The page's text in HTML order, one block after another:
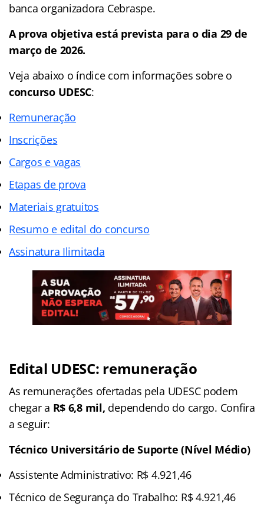
banca organizadora Cebraspe.
A prova objetiva está prevista para o dia 29 de
março de 2026.
Veja abaixo o índicecom informações sobre o
concursoUDESC:
Remuneração
Inscrições
Cargos e vagas
Etapas de prova
Materiais gratuitos
Resumo e edital do concurso
Assinatura Ilimitada
Edital UDESC: remuneração
As remunerações ofertadas pela UDESC podem
chegar a R$ 6,8 mil, dependendo do cargo. Confira
a seguir:
Técnico Universitário de Suporte (Nível Médio)
Assistente Administrativo: R$ 4.921,46
Técnico de Segurança do Trabalho: R$ 4.921,46